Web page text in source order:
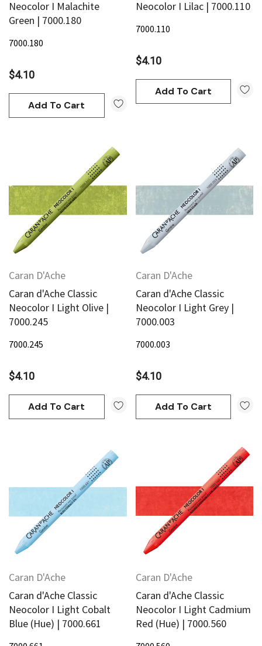
Neocolor I Malachite
Green | 7000.180
7000.180
$4.10
Add To Cart
Neocolor I Lilac | 7000.110
7000.110
$4.10
Add To Cart
Caran D'Ache
Caran d'Ache Classic
Neocolor I Light Olive |
7000.245
7000.245
$4.10
Add To Cart
Caran D'Ache
Caran d'Ache Classic
Neocolor I Light Grey |
7000.003
7000.003
$4.10
Add To Cart
Caran D'Ache
Caran d'Ache Classic
Neocolor I Light Cobalt
Blue (Hue) | 7000.661
Caran D'Ache
Caran d'Ache Classic
Neocolor I Light Cadmium
Red (Hue) | 7000.560